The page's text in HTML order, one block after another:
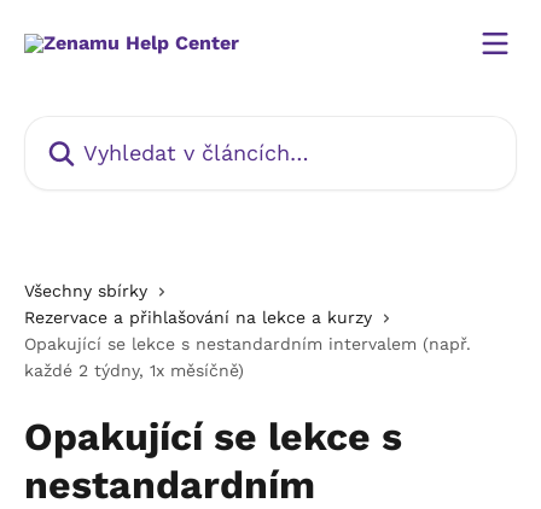
Všechny sbírky
Rezervace a přihlašování na lekce a kurzy
Opakující se lekce s nestandardním intervalem (např.
každé 2 týdny, 1x měsíčně)
Opakující se lekce s
nestandardním